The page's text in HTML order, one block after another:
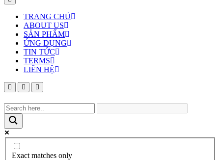
TRANG CHỦ
ABOUT US
SẢN PHẨM
ỨNG DỤNG
TIN TỨC
TERMS
LIÊN HỆ
Exact matches only